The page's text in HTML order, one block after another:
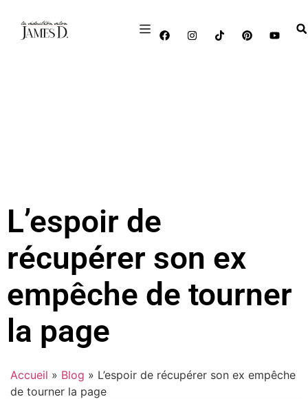
L’espoir de
récupérer son ex
empêche de tourner
la page
Accueil » Blog » L’espoir de récupérer son ex empêche
de tourner la page